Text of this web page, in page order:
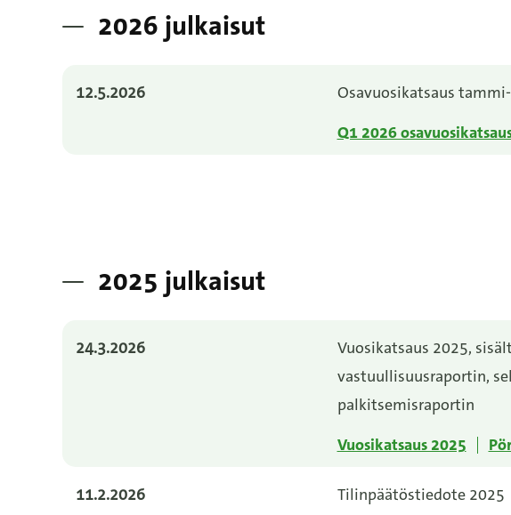
2026 julkaisut
12.5.2026
Osavuosikatsaus
Q1 2026
2025 julkaisut
24.3.2026
Vuosikatsaus 2025,
vastuullisuusraportin,
palkitsemisraportin
Vuosikatsaus 2025
11.2.2026
Tilinpäätöstiedote 2025